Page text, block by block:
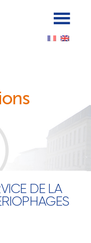
DE LA